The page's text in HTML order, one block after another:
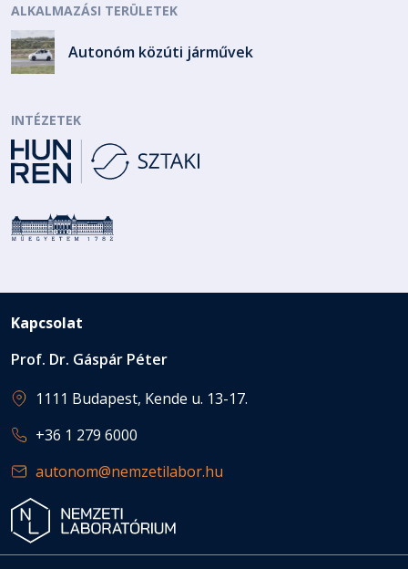
ALKALMAZÁSI TERÜLETEK
Autonóm közúti járművek
INTÉZETEK
Kapcsolat
Prof. Dr. Gáspár Péter
1111 Budapest, Kende u. 13-17.
+36 1 279 6000
autonom@nemzetilabor.hu